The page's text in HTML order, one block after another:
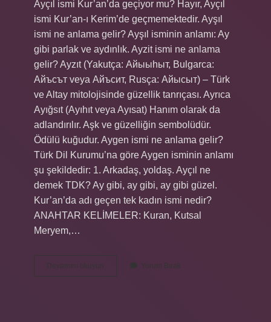
Ayçıl ismi Kur’an’da geçiyor mu? Hayır, Ayçıl
ismi Kur’an-ı Kerim’de geçmemektedir. Ayşıl
ismi ne anlama gelir? Ayşıl isminin anlamı: Ay
gibi parlak ve aydınlık. Ayzit ismi ne anlama
gelir? Ayzıt (Yakutça: Айыыhыт, Bulgarca:
Айъсът veya Айъсит, Rusça: Айысыт) – Türk
ve Altay mitolojisinde güzellik tanrıçası. Ayrıca
Ayığsıt (Ayıhıt veya Ayısat) Hanım olarak da
adlandırılır. Aşk ve güzelliğin sembolüdür.
Ödülü kuğudur. Aygen ismi ne anlama gelir?
Türk Dil Kurumu’na göre Aygen isminin anlamı
şu şekildedir: 1. Arkadaş, yoldaş. Ayçıl ne
demek TDK? Ay gibi, ay gibi, ay gibi güzel.
Kur’an’da adı geçen tek kadın ismi nedir?
ANAHTAR KELİMELER: Kuran, Kutsal
Meryem,…
Devamını okuyun
Ne
Yorum Bırak